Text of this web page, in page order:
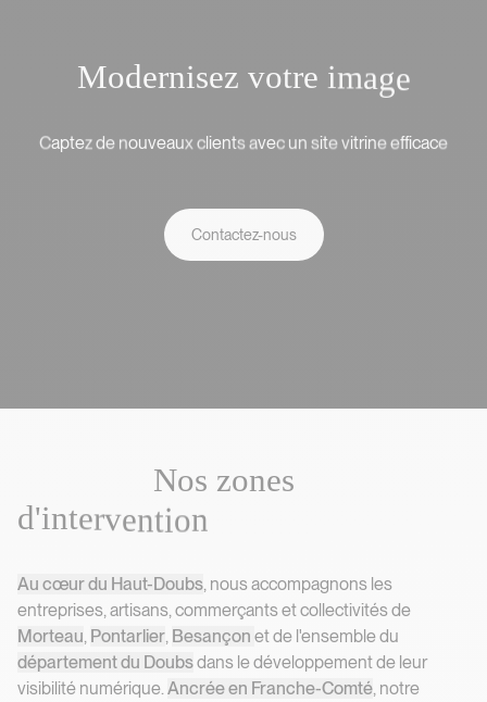
Modernisez votre image
Captezde nouveaux clients avec un sitevitrineefficace
Contactez-nous
Nos zones
d'intervention
Au cœur du Haut-Doubs , nous accompagnons les
entreprises, artisans, commerçants et collectivités de
Morteau Pontarlier Besançon et de l'ensemble du
département du Doubsdans le développement de leur
visibilité numérique. Ancrée en Franche-Comté , notre